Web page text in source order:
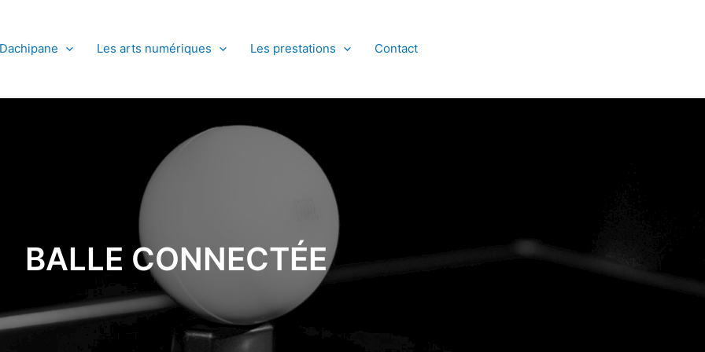
Dachipane Les arts numériques Les prestations Contact
BALLE CONNECTÉE